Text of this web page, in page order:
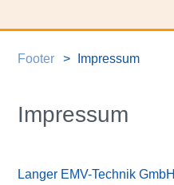
Footer Impressum
Impressum
Langer EMV-Technik GmbH